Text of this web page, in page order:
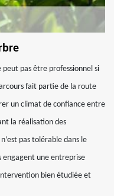
pas être professionnel si
fait partie de la route
un climat de confiance entre
la réalisation des
pas tolérable dans le
engagent une entreprise
bien étudiée et